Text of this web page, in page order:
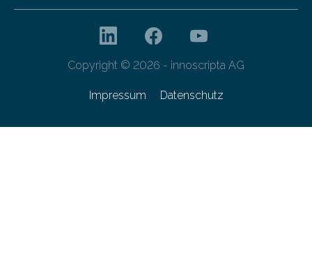
Copyright © 2026 - innoscripta AG
Impressum Datenschutz